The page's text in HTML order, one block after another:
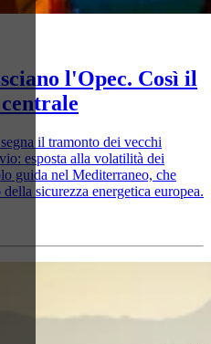
l'Opec. Così il
il tramonto dei vecchi
esposta alla volatilità dei
guida nel Mediterraneo, che
sicurezza energetica europea.